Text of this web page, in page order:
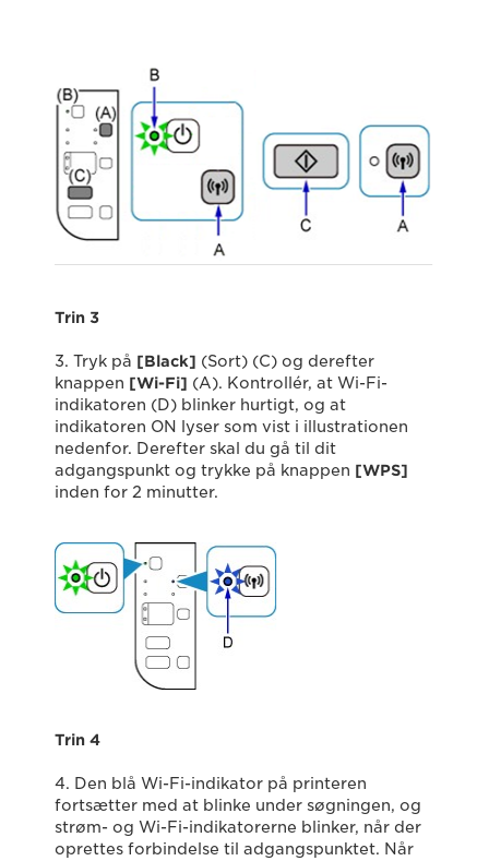
Trin 3
3. Tryk på [Black] (Sort) (C) og derefter
knappen [Wi-Fi] (A). Kontrollér, at Wi-Fi-
indikatoren (D) blinker hurtigt, og at
indikatoren ON lyser som vist i illustrationen
nedenfor. Derefter skal du gå til dit
adgangspunkt og trykke på knappen [WPS]
inden for 2 minutter.
Trin 4
4. Den blå Wi-Fi-indikator på printeren
fortsætter med at blinke under søgningen, og
strøm- og Wi-Fi-indikatorerne blinker, når der
oprettes forbindelse til adgangspunktet. Når